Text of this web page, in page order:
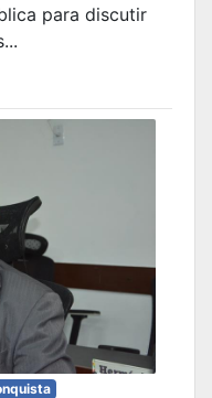
para discutir